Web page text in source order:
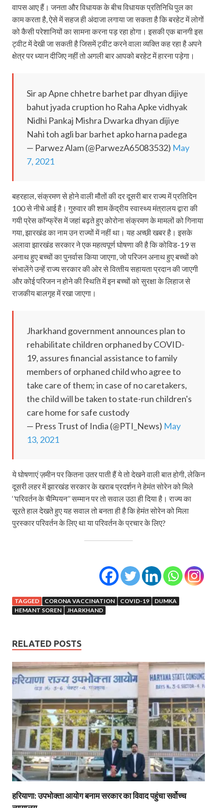
वापस आए हैं। जनता और विधायक के बीच विधायक प्रतिनि‍धि पुल का
काम करता है, ऐसे में सहज ही अंदाजा लगाया जा सकता है कि बरहेट में लोगों
को कैसी परेशानियों का सामना करना पड़ रहा होगा। इसकी एक बानगी इस
ट्वीट में देखी जा सकती है जिसमें ट्वीट करने वाला व्‍यक्ति कह रहा है अपने
क्षेत्र पर ध्‍यान दीजिए नहीं तो अगली बार आपको बरहेट में हारना पड़ेगा।
Sir ap Apne chhetre barhet par dhyan dijiye
bahut jyada cruption ho Raha Apke vidhyak
Nidhi Pankaj Mishra Dwarka dhyan dijiye
Nahi toh agli bar barhet apko harna padega
— Parwez Alam (@ParwezA65083532) May
7, 2021
बहरहाल, संक्रमण से होने वाली मौतों की दर दूसरी बार राज्य में प्रतिदिन
100 से नीचे आई है। गुरुवार की शाम केंद्रीय स्‍वास्‍थ्‍य मंत्रालय द्वारा की
गयी प्रेस कॉन्‍फ्रेंस में जहां बढ़ते हुए कोरोना संक्रमण के मामलों को गिनाया
गया, झारखंड का नाम उन राज्‍यों में नहीं था। यह अच्‍छी खबर है। इसके
अलावा झारखंड सरकार ने एक महत्वपूर्ण घोषणा की है कि कोविड-19 स
अनाथ हुए बच्‍चों का पुनर्वास किया जाएगा, जो परिजन अनाथ हुए बच्‍चों को
संभालेंगे उन्‍हें राज्‍य सरकार की ओर से वित्‍तीय सहायता प्रदान की जाएगी
और कोई परिजन न होने की स्थिति में इन बच्‍चों को सुरक्षा के लिहाज से
राजकीय बालगृह में रखा जाएगा।
Jharkhand government announces plan to
rehabilitate children orphaned by COVID-
19, assures financial assistance to family
members of orphaned child who agree to
take care of them; in case of no caretakers,
the child will be taken to state-run children's
care home for safe custody
— Press Trust of India (@PTI_News) May
13, 2021
ये घोषणाएं ज़मीन पर कितना उतर पाती हैं ये तो देखने वाली बात होगी, लेकिन
दूसरी लहर में झारखंड सरकार के खराब प्रदर्शन ने हेमंत सोरेन को मिले
‘’परिवर्तन के चैम्पियन’’ सम्‍मान पर तो सवाल उठा ही दिया है। राज्‍य का
सूरते हाल देखते हुए यह सवाल तो बनता ही है कि हेमंत सोरेन को मिला
पुरस्‍कार परिवर्तन के लिए था या परिवर्तन के प्रचार के लिए?
TAGGED CORONA VACCINATION COVID-19
DUMKA
HEMANT SOREN
JHARKHAND
RELATED POSTS
हरियाणा: उपभोक्ता आयोग बनाम सरकार का विवाद पहुंचा सर्वोच्च